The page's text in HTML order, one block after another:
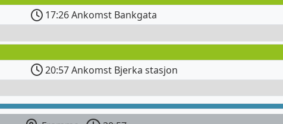
17:26 Ankomst Bankgata
20:57 Ankomst Bjerka stasjon